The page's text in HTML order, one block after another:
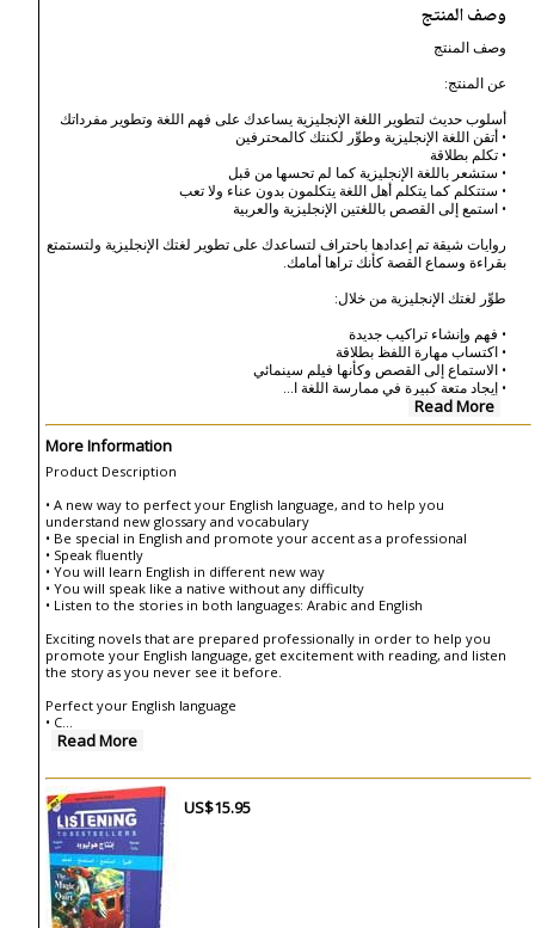
وصف المنتج
وصف المنتج
عن المنتج:
أسلوب حديث لتطوير اللغة الإنجليزية يساعدك على فهم اللغة وتطوير مفرداتك
• أتقن اللغة الإنجليزية وطوِّر لكنتك كالمحترفين
• تكلم بطلاقة
• ستشعر باللغة الإنجليزية كما لم تحسها من قبل
• ستتكلم كما يتكلم أهل اللغة يتكلمون بدون عناء ولا تعب
• استمع إلى القصص باللغتين الإنجليزية والعربية
روايات شيقة تم إعدادها باحتراف لتساعدك على تطوير لغتك الإنجليزية ولتستمتع
بقراءة وسماع القصة كأنك تراها أمامك.
طوِّر لغتك الإنجليزية من خلال:
• فهم وإنشاء تراكيب جديدة
• اكتساب مهارة اللفظ بطلاقة
• الاستماع إلى القصص وكأنها فيلم سينمائي
• إيجاد متعة كبيرة في ممارسة اللغة ا...
Read More
More Information
Product Description
• A new way to perfect your English language, and to help you
understand new glossary and vocabulary
• Be special in English and promote your accent as a professional
• Speak fluently
• You will learn English in different new way
• You will speak like a native without any difficulty
• Listen to the stories in both languages: Arabic and English
Exciting novels that are prepared professionally in order to help you
promote your English language, get excitement with reading, and listen
the story as you never see it before.
Perfect your English language
• C...
Read More
US$15.95